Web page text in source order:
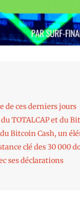
de ces derniers jours
TOTALCAP et du
Bitcoin Cash, un
clé des 30 000
ses déclarations